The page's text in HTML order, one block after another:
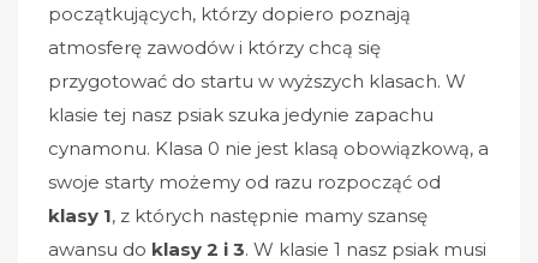
początkujących, którzy dopiero poznają
atmosferę zawodów i którzy chcą się
przygotować do startu w wyższych klasach. W
klasie tej nasz psiak szuka jedynie zapachu
cynamonu. Klasa 0 nie jest klasą obowiązkową, a
swoje starty możemy od razu rozpocząć od
klasy 1, z których następnie mamy szansę
awansu do klasy 2 i 3. W klasie 1 nasz psiak musi